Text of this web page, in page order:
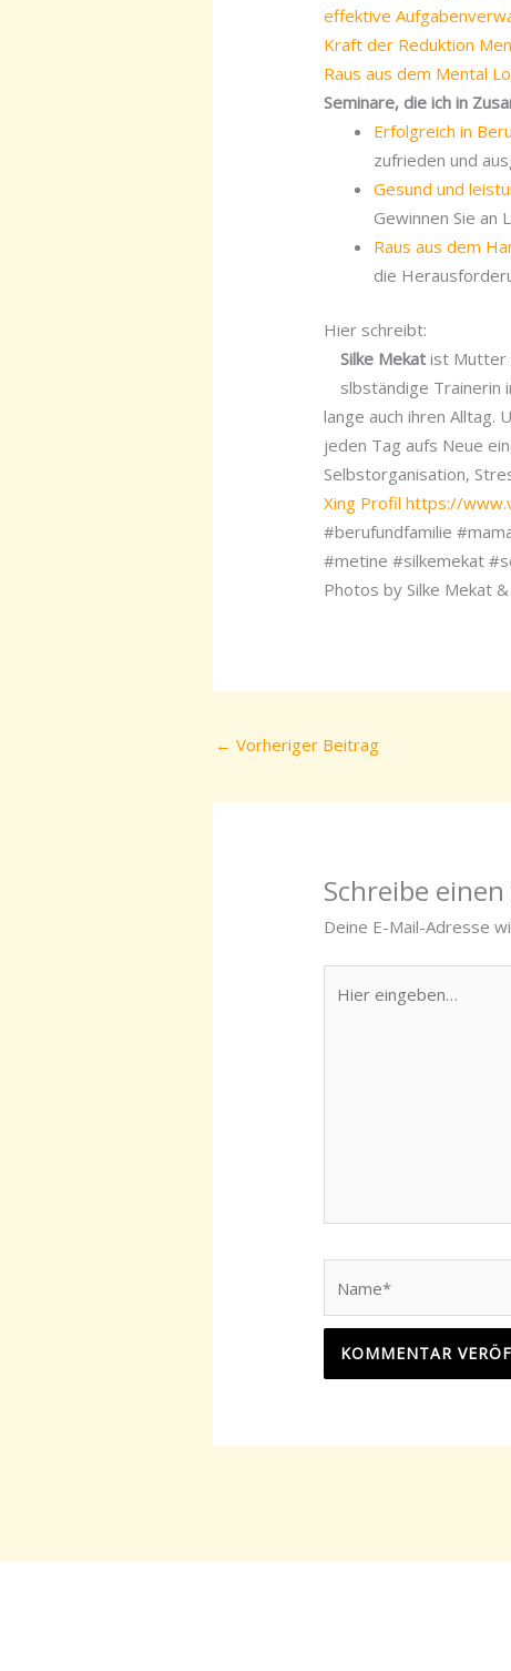
effektive
Kraft der Reduktion
Raus aus dem Mental
Seminare, die ich in
Erfolgreich in
zufrieden und
Gesund und
Gewinnen Sie an
Raus aus dem
die
Hier schreibt:
Silke Mekat ist Mutter
slbständige Trainerin
lange auch ihren Alltag.
jeden Tag aufs Neue
Selbstorganisation,
Xing Profil https://
#berufundfamilie
#metine #silkemekat
Photos by Silke Mekat
← Vorheriger Beitrag
Schreibe
Deine E-Mail-Adresse
eingeben…